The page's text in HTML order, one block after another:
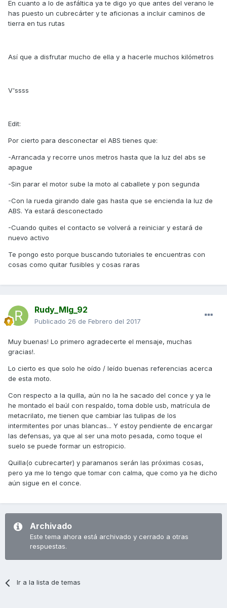
En cuanto a lo de asfáltica ya te digo yo que antes del verano le
has puesto un cubrecárter y te aficionas a incluir caminos de
tierra en tus rutas
Así que a disfrutar mucho de ella y a hacerle muchos kilómetros
V'ssss
Edit:
Por cierto para desconectar el ABS tienes que:
-Arrancada y recorre unos metros hasta que la luz del abs se
apague
-Sin parar el motor sube la moto al caballete y pon segunda
-Con la rueda girando dale gas hasta que se encienda la luz de
ABS. Ya estará desconectado
-Cuando quites el contacto se volverá a reiniciar y estará de
nuevo activo
Te pongo esto porque buscando tutoriales te encuentras con
cosas como quitar fusibles y cosas raras
Rudy_Mlg_92
Publicado 26 de Febrero del 2017
Muy buenas! Lo primero agradecerte el mensaje, muchas
gracias!.
Lo cierto es que solo he oído / leído buenas referencias acerca
de esta moto.
Con respecto a la quilla, aún no la he sacado del conce y ya le
he montado el baúl con respaldo, toma doble usb, matrícula de
metacrilato, me tienen que cambiar las tulipas de los
intermitentes por unas blancas... Y estoy pendiente de encargar
las defensas, ya que al ser una moto pesada, como toque el
suelo se puede formar un estropicio.
Quilla(o cubrecarter) y paramanos serán las próximas cosas,
pero ya me lo tengo que tomar con calma, que como ya he dicho
aún sigue en el conce.
Archivado
Este tema ahora está archivado y cerrado a otras
respuestas.
Ir a la lista de temas